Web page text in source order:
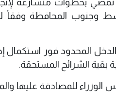
تمضي بخطوات متسارعة
وجنوب المحافظة وفقاً
المحدود فور استكمال
بقية الشرائح المستحقة.
الوزراء للمصادقة عليها